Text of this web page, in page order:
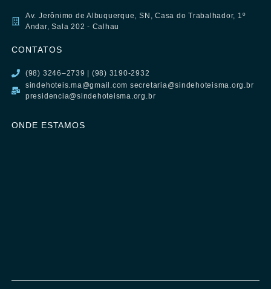
Av. Jerônimo de Albuquerque, SN, Casa do Trabalhador, 1º
Andar, Sala 202 - Calhau
CONTATOS
(98) 3246–2739 | (98) 3190-2932
sindehoteis.ma@gmail.com secretaria@sindehoteisma.org.br
presidencia@sindehoteisma.org.br
ONDE ESTAMOS